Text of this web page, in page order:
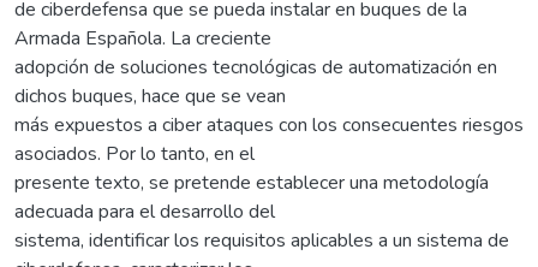
de ciberdefensa que se pueda instalar en buques de la
Armada Española. La creciente
adopción de soluciones tecnológicas de automatización en
dichos buques, hace que se vean
más expuestos a ciber ataques con los consecuentes riesgos
asociados. Por lo tanto, en el
presente texto, se pretende establecer una metodología
adecuada para el desarrollo del
sistema, identificar los requisitos aplicables a un sistema de